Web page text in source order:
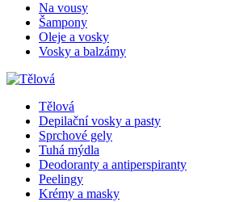
Na vousy
Šampony
Oleje a vosky
Vosky a balzámy
Tělová
Depilační vosky a pasty
Sprchové gely
Tuhá mýdla
Deodoranty a antiperspiranty
Peelingy
Krémy a masky